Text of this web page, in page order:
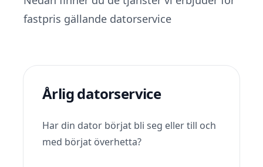
fastpris gällande datorservice
Årlig datorservice
Har din dator börjat bli seg eller till och
med börjat överhetta?